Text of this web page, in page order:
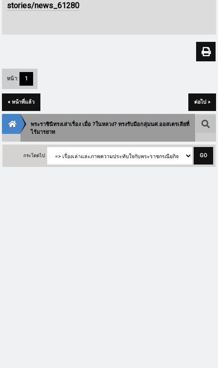
stories/news_61280
หน้า: 1
« หน้าที่แล้ว ต่อไป »
พระราชินีทรงเล่าเรื่อง เมื่อ ?ในหลวง? ทรงรับมือกลุ่มนศ.ออสเตรเลียที่
ไร้มารยาท
กระโดดไป: